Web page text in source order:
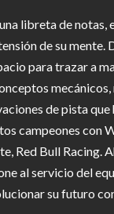
libreta de notas,
de su mente.
para trazar a
de pista
campeones con
Red Bull Racing.
al servicio del
su futuro